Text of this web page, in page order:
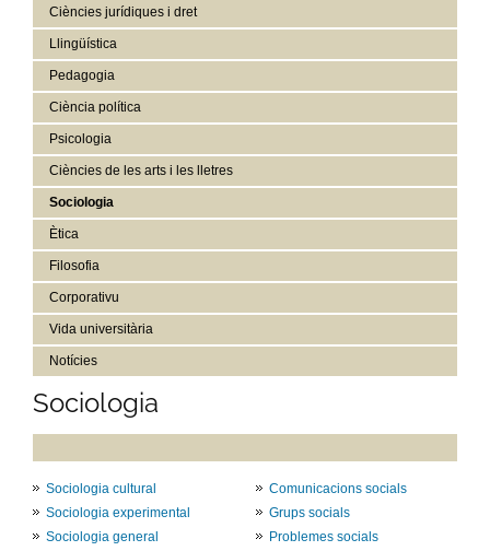
Ciències jurídiques i dret
Llingüística
Pedagogia
Ciència política
Psicologia
Ciències de les arts i les lletres
Sociologia
Ètica
Filosofia
Corporativu
Vida universitària
Notícies
Sociologia
Sociologia cultural
Sociologia experimental
Sociologia general
Comunicacions socials
Grups socials
Problemes socials